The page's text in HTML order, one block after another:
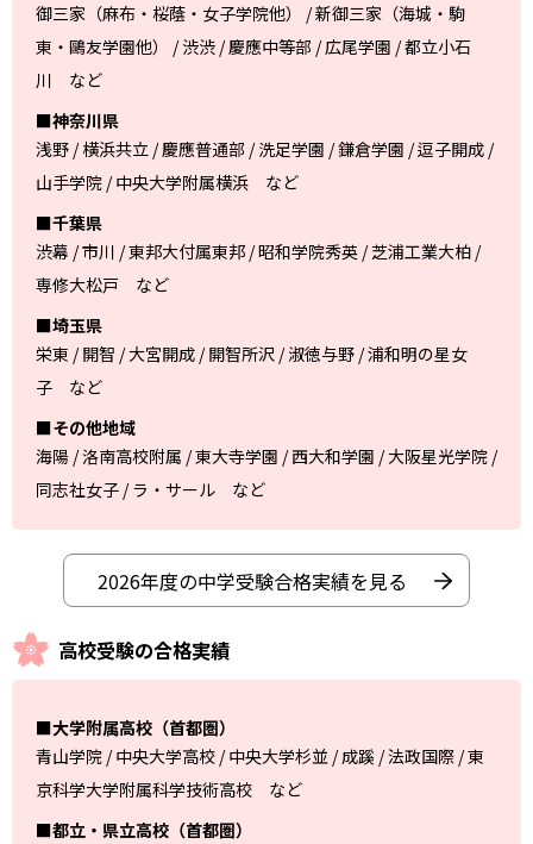
御三家（麻布・桜蔭・女子学院他） / 新御三家（海城・駒
東・鷗友学園他） / 渋渋 / 慶應中等部 / 広尾学園 / 都立小石
川 など
■神奈川県
浅野 / 横浜共立 / 慶應普通部 / 洗足学園 / 鎌倉学園 / 逗子開成 /
山手学院 / 中央大学附属横浜 など
■千葉県
渋幕 / 市川 / 東邦大付属東邦 / 昭和学院秀英 / 芝浦工業大柏 /
専修大松戸 など
■埼玉県
栄東 / 開智 / 大宮開成 / 開智所沢 / 淑徳与野 / 浦和明の星女
子 など
■その他地域
海陽 / 洛南高校附属 / 東大寺学園 / 西大和学園 / 大阪星光学院 /
同志社女子 / ラ・サール など
2026年度の中学受験合格実績を見る
高校受験の合格実績
■大学附属高校（首都圏）
青山学院 / 中央大学高校 / 中央大学杉並 / 成蹊 / 法政国際 / 東
京科学大学附属科学技術高校 など
■都立・県立高校（首都圏）